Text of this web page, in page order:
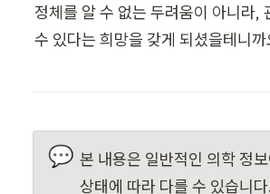
정체를 알 수 없는 두려움이 아니라,
수 있다는 희망을 갖게 되셨을테니까
💬 본 내용은 일반적인 의학 정
상태에 따라 다를 수 있습니